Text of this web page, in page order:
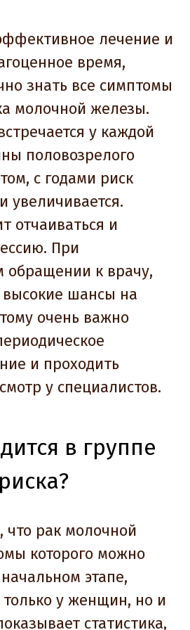
лечение и
время,
знать все симптомы
молочной железы.
у каждой
половозрелого
с годами риск
увеличивается.
отчаиваться и
При
обращении к врачу,
шансы на
очень важно
и проходить
у специалистов.
в группе
риска?
что рак молочной
которого можно
этапе,
только у женщин, но и
статистика,